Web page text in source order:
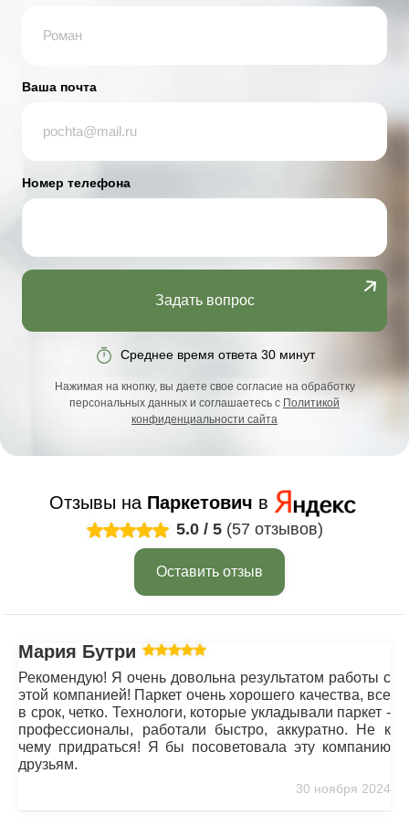
Ваша почта
Номер телефона
Задать вопрос
Среднее время ответа 30 минут
Нажимая на кнопку, вы даете свое согласие на обработку
персональных данных и соглашаетесь с Политикой
конфиденциальности сайта
Отзывы на Паркетович в
5.0 / 5 (57 отзывов)
Оставить отзыв
Мария Бутрим
Рекомендую! Я очень довольна результатом работы с
этой компанией! Паркет очень хорошего качества, все
в срок, четко. Технологи, которые укладывали паркет -
профессионалы, работали быстро, аккуратно. Не к
чему придраться! Я бы посоветовала эту компанию
друзьям.
30 ноября 2024